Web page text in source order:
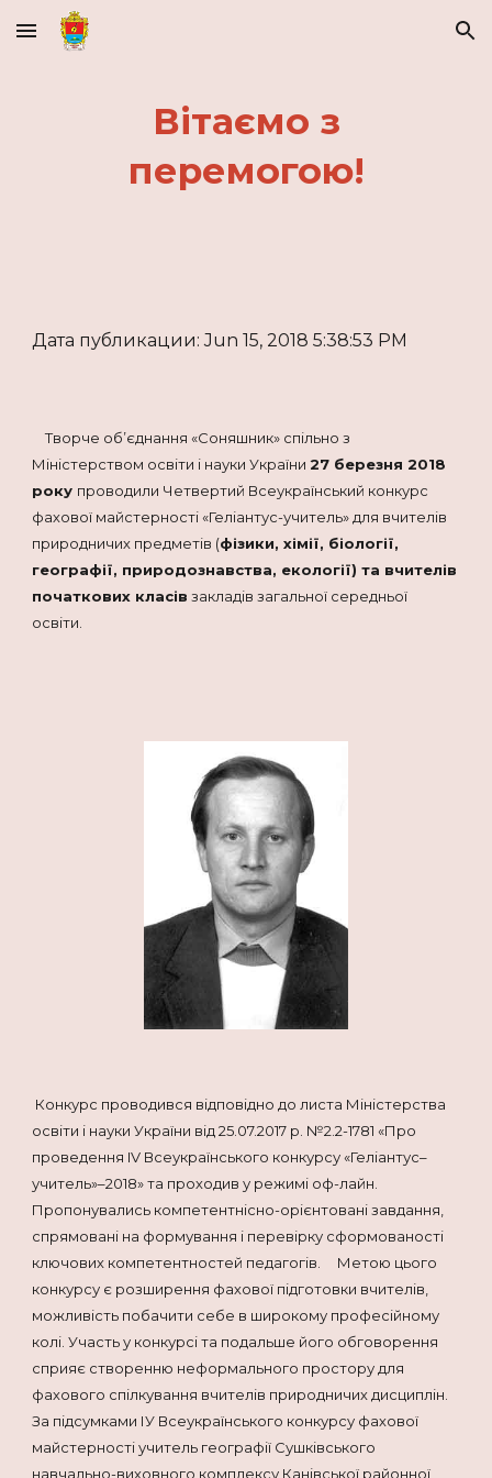
Skip to main content Skip to navigation
Вітаємо з
перемогою!
Дата публикации: Jun 15, 2018 5:38:53 PM
Творче об’єднання «Соняшник» спільно з
Міністерством освіти і науки України27 березня 2018
року проводили Четвертий Всеукраїнський конкурс
фахової майстерності «Геліантус-учитель» для вчителів
природничих предметів (фізики, хімії, біології,
географії, природознавства, екології) та вчителів
початкових класів закладів загальної середньої
освіти.
Конкурс проводився відповідно до листа Міністерства
освіти і науки України від 25.07.2017 р. №2.2-1781 «Про
проведення IV Всеукраїнського конкурсу «Геліантус–
учитель»–2018» та проходив у режимі оф-лайн.
Пропонувались компетентнісно-орієнтовані завдання,
спрямовані на формування і перевірку сформованості
ключових компетентностей педагогів. Метою цього
конкурсу є розширення фахової підготовки вчителів,
можливість побачити себе в широкому професійному
колі. Участь у конкурсі та подальше його обговорення
сприяє створенню неформального простору для
фахового спілкування вчителів природничих дисциплін.
За підсумками ІУ Всеукраїнського конкурсу фахової
майстерності учитель географії Сушківського
навчально-виховного комплексу Канівської районної